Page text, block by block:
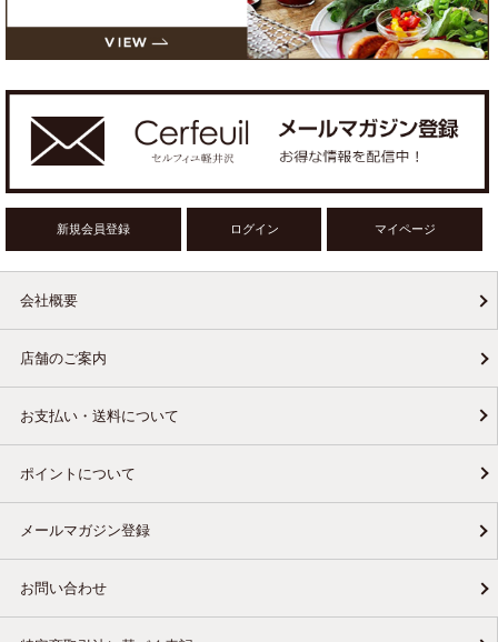
新規会員登録 ログイン マイページ
会社概要
店舗のご案内
お支払い・送料について
ポイントについて
メールマガジン登録
お問い合わせ